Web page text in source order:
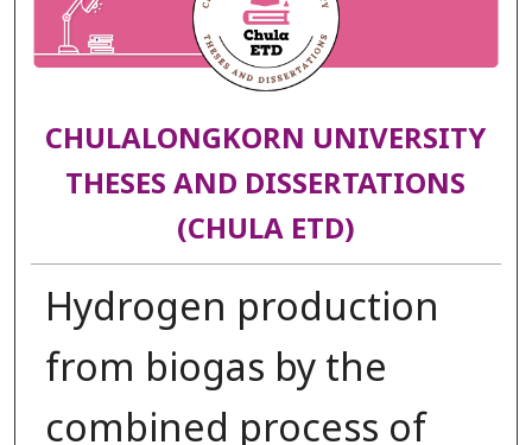
CHULALONGKORN UNIVERSITY
THESES AND DISSERTATIONS
(CHULA ETD)
Hydrogen production
from biogas by the
combined process of